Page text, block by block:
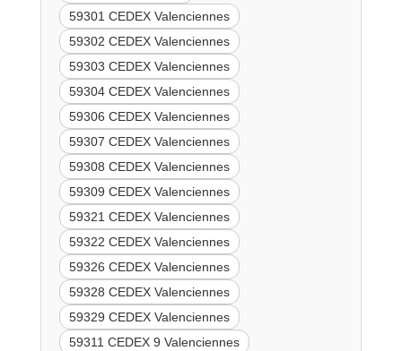
59301 CEDEX Valenciennes
59302 CEDEX Valenciennes
59303 CEDEX Valenciennes
59304 CEDEX Valenciennes
59306 CEDEX Valenciennes
59307 CEDEX Valenciennes
59308 CEDEX Valenciennes
59309 CEDEX Valenciennes
59321 CEDEX Valenciennes
59322 CEDEX Valenciennes
59326 CEDEX Valenciennes
59328 CEDEX Valenciennes
59329 CEDEX Valenciennes
59311 CEDEX 9 Valenciennes